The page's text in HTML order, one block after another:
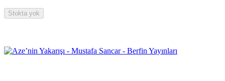
Stokta yok